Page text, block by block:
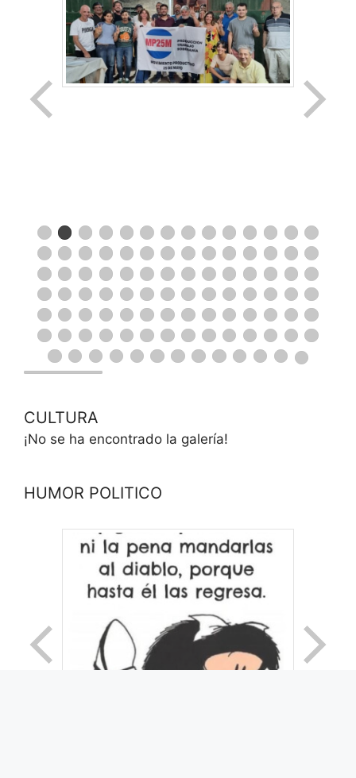
CULTURA
¡No se ha encontrado la galería!
HUMOR POLITICO